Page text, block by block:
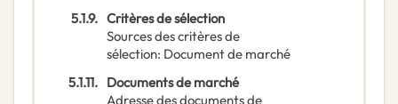
5.1.9. Critères de sélection
Sources des critères de
sélection: Document de marché
5.1.11. Documents de marché
Adresse des documents de